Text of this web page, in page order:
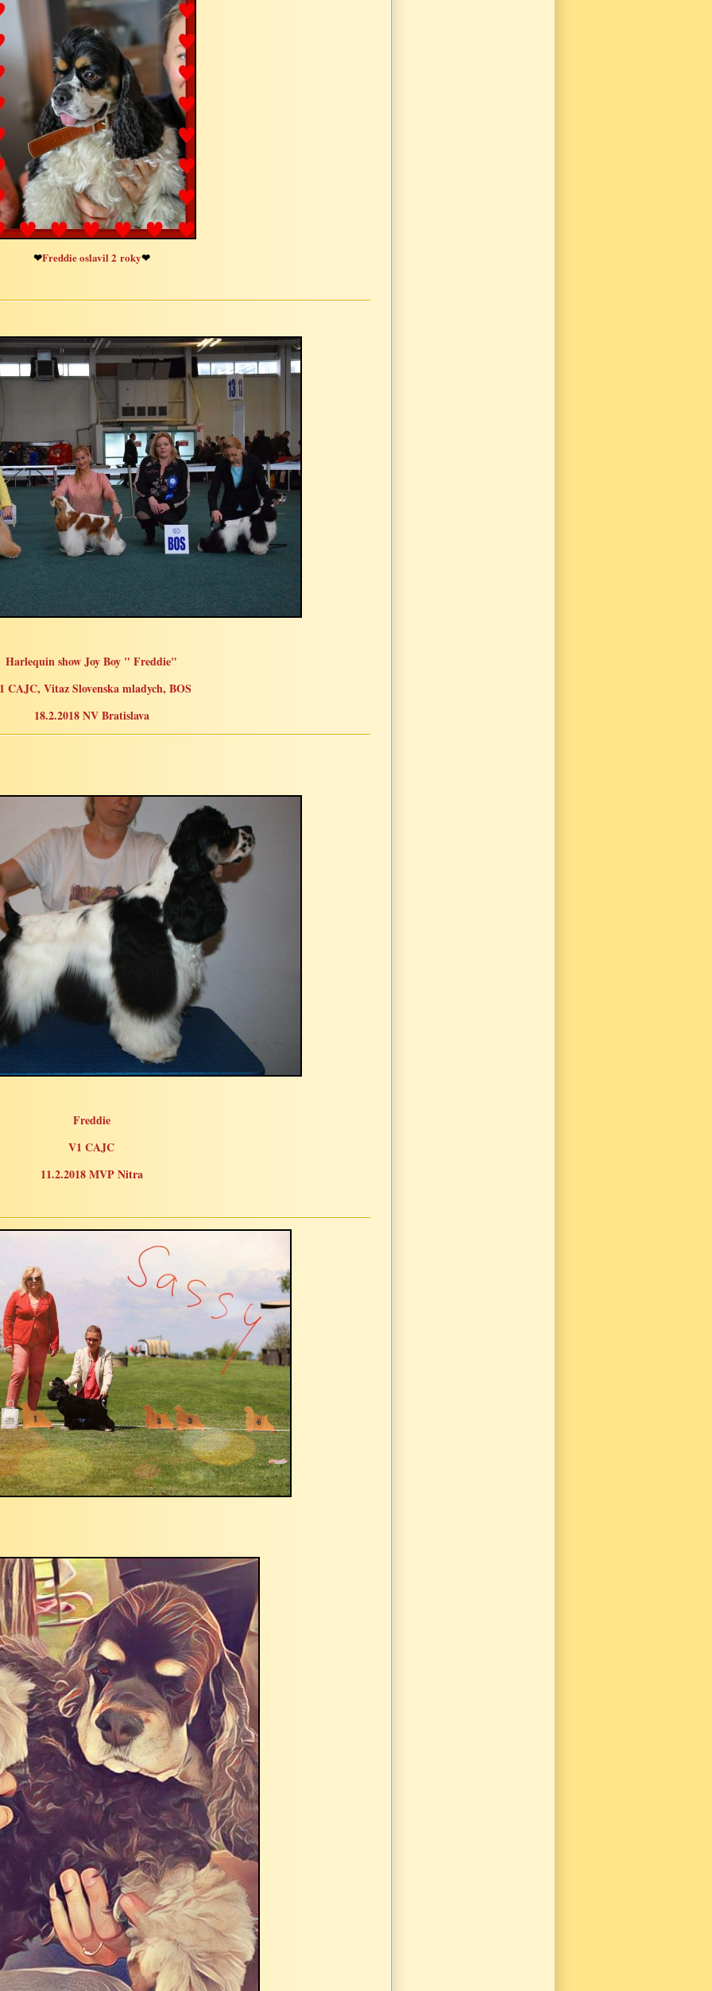
❤Freddieoslavil2 roky❤
Harlequin show Joy Boy " Freddie"
CAJC, Vitaz Slovenska mladych, BOS
18.2.2018 NV Bratislava
Freddie
V1 CAJC
11.2.2018 MVP Nitra